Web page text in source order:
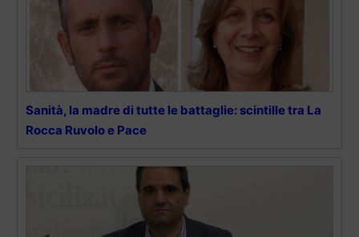
Sanità, la madre di tutte le battaglie: scintille tra La
Rocca Ruvolo e Pace